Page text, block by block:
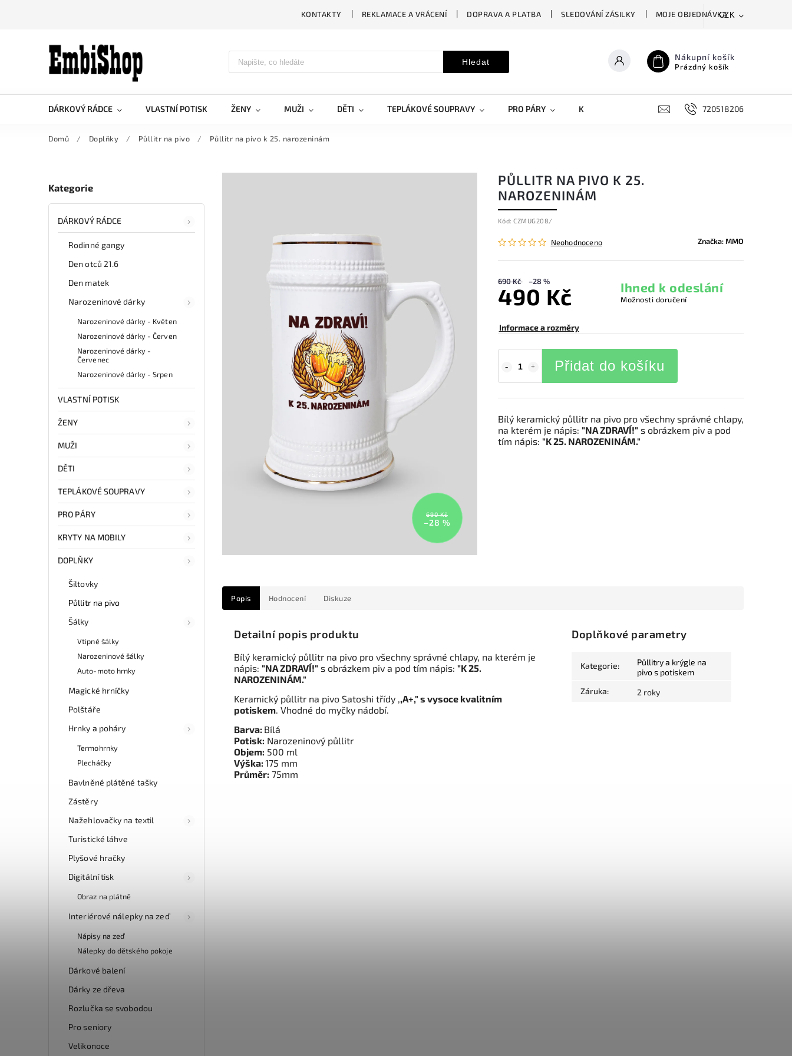
KONTAKTY REKLAMACE A VRÁCENÍ DOPRAVA A PLATBA SLEDOVÁNÍ ZÁSILKY MOJE OBJEDNÁVKACZK
Hledat Nákupní košík
Prázdný košík
DÁRKOVÝ RÁDCE VLASTNÍ POTISK ŽENY MUŽI DĚTI TEPLÁKOVÉ SOUPRAVY PRO PÁRY KRYTY NA MOBILY DOPLŇKY720518206
Domů / Doplňky / Půllitr na pivo / Půllitr na pivo k 25. narozeninám
Kategorie
DÁRKOVÝ RÁDCE
Rodinné gangy
Den otců 21.6
Den matek
Narozeninové dárky
Narozeninové dárky - Květen
Narozeninové dárky - Červen
Narozeninové dárky -
Červenec
Narozeninové dárky - Srpen
VLASTNÍ POTISK
ŽENY
MUŽI
DĚTI
TEPLÁKOVÉ SOUPRAVY
PRO PÁRY
KRYTY NA MOBILY
DOPLŇKY
Šiltovky
Půllitr na pivo
Šálky
Vtipné šálky
Narozeninové šálky
Auto-moto hrnky
Magické hrníčky
Polštáře
Hrnky a poháry
Termohrnky
Plecháčky
Bavlněné plátěné tašky
Zástěry
Nažehlovačky na textil
Turistické láhve
Plyšové hračky
Digitální tisk
Obraz na plátně
Interiérové nálepky na zeď
Nápisy na zeď
Nálepky do dětského pokoje
Dárkové balení
Dárky ze dřeva
Rozlučka se svobodou
Pro seniory
Velikonoce
690 Kč
–28 %
PŮLLITR NA PIVO K 25.
NAROZENINÁM
Kód: CZMUG208/
Neohodnoceno Značka:MMO
690 Kč –28 %
490 Kč Ihned k odeslání
Možnosti doručení
Informace a rozměry
Přidat do košíku
Bílý keramický půllitr na pivo pro všechny správné chlapy,
na kterém je nápis: "NA ZDRAVÍ!"s obrázkem piv a pod
tím nápis: "K 25. NAROZENINÁM."
Popis Hodnocení Diskuze
Detailní popis produktu
Bílý keramický půllitr na pivo pro všechny správné chlapy, na kterém je
nápis: "NA ZDRAVÍ!" s obrázkem piv a pod tím nápis: "K 25.
NAROZENINÁM."
Keramický půllitr na pivo Satoshi třídy ,,A+," s vysoce kvalitním
potiskem. Vhodné do myčky nádobí.
Barva: Bílá
Potisk: Narozeninový půllitr
Objem: 500 ml
Výška: 175 mm
Průměr: 75mm
Doplňkové parametry
Kategorie:
Půllitry a krýgle na
pivo s potiskem
Záruka: 2 roky